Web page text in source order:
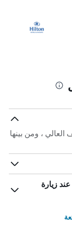
، ومن بينها
زيارة